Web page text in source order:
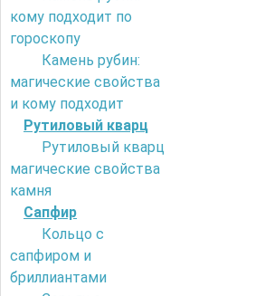
кому подходит по
гороскопу
Камень рубин:
магические свойства
и кому подходит
Рутиловый кварц
Рутиловый кварц
магические свойства
камня
Сапфир
Кольцо с
сапфиром и
бриллиантами